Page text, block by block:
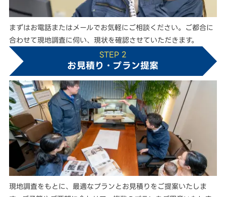
まずはお電話またはメールでお気軽にご相談ください。ご都合に
合わせて現地調査に伺い、現状を確認させていただきます。
STEP 2
お見積り・プラン提案
現地調査をもとに、最適なプランとお見積りをご提案いたしま